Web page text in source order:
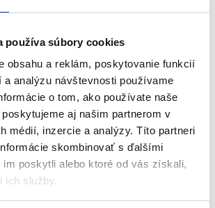
používa súbory cookies
obsahu a reklám, poskytovanie funkcií
a analýzu návštevnosti používame
o tom, ako používate naše
aj našim partnerom v
médií, inzercie a analýzy. Títo partneri
skombinovať s ďalšími
im poskytli alebo ktoré od vás získali,
ich služby.
★★★★★
do
- 44%
Záhradný stôl, skladací,